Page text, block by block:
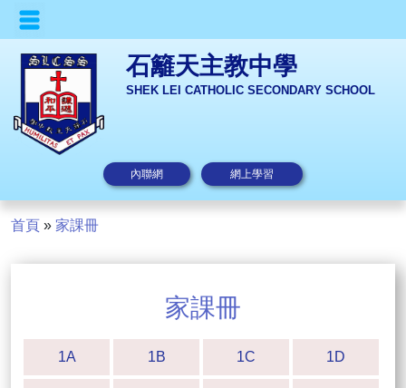
石籬天主教中學
SHEK LEI CATHOLIC SECONDARY SCHOOL
內聯網 網上學習
首頁 » 家課冊
家課冊
1A 1B 1C 1D